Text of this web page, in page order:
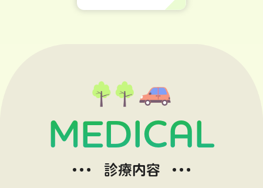
MEDICAL
診療内容